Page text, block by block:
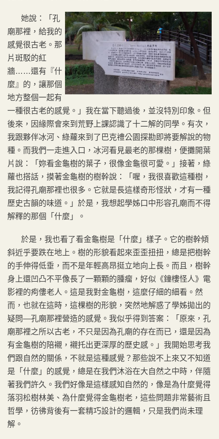
她說：「孔
廟那裡，給我的
感覺很古老。那
片斑駁的紅
牆……還有『什
麼』的，讓那個
地方整個一起有
一種很古老的感覺。」我在當下聽過後，並沒特別印象。但
後來，因緣際會來到荒野上課認識了十二解的同學。有次，
我跟夥伴冰河、綠蘿來到了巴克禮公園探勘即將要解說的物
種。而我們一走進入口，冰河看見最老的那棵樹，便攤開葉
片說：「妳看金龜樹的葉子，很像金龜很可愛。」接著，綠
蘿也搭話，摸著金龜樹的樹幹說：「喔，我很喜歡這種樹，
我記得孔廟那裡也很多。它就是長這樣奇形怪狀，才有一種
歷史古韻的味道。」於是，我想起學姊口中形容孔廟而不得
解釋的那個「什麼」。
於是，我也看了看金龜樹是「什麼」樣子。它的樹幹傾
斜近乎要跌在地上。樹的形貌看起來歪歪扭扭，總是把樹幹
的手伸得低垂，而不是年輕高昂挺立地向上長。而且，樹幹
身上還凹凸不平像長了一顆顆的腫瘤，好似《鐘樓怪人》電
影裡的痀僂老人。這是我對金龜樹，這麼仔細的細看。然
而，也就在這時，這棵樹的形貌，突然地解惑了學姊拋出的
疑問—孔廟那裡營造的感覺。我似乎得到答案：「原來，孔
廟那裡之所以古老，不只是因為孔廟的存在而已，還是因為
有金龜樹的陪襯，襯托出更深厚的歷史感。」我開始思考我
們跟自然的關係，不就是這種感覺？那些說不上來又不知道
是「什麼」的感覺，總是在我們沐浴在大自然之中時，伴隨
著我們許久。我們好像是這樣感知自然的，像是為什麼覺得
落羽松樹林美、為什麼覺得金龜樹老，這些問題非常藝術且
哲學，彷彿背後有一套精巧設計的邏輯，只是我們尚未理
解。